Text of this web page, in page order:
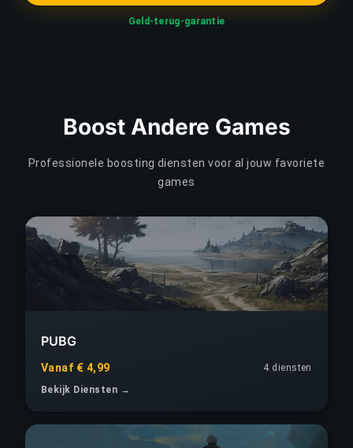
Geld-terug-garantie
Boost Andere Games
Professionele boosting diensten voor al jouw favoriete
games
PUBG
Vanaf € 4,99
4 diensten
Bekijk Diensten →